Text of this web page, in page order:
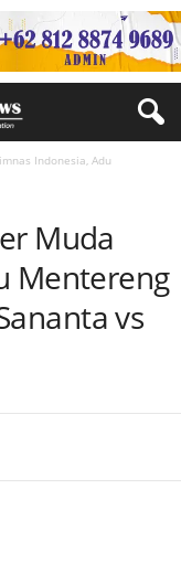
Indonesia, Adu
Muda
Mentereng
vs